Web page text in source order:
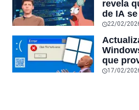
revela
de IA
tiempo
la falta
sube un
22/02/
que
al jugar
17/02/